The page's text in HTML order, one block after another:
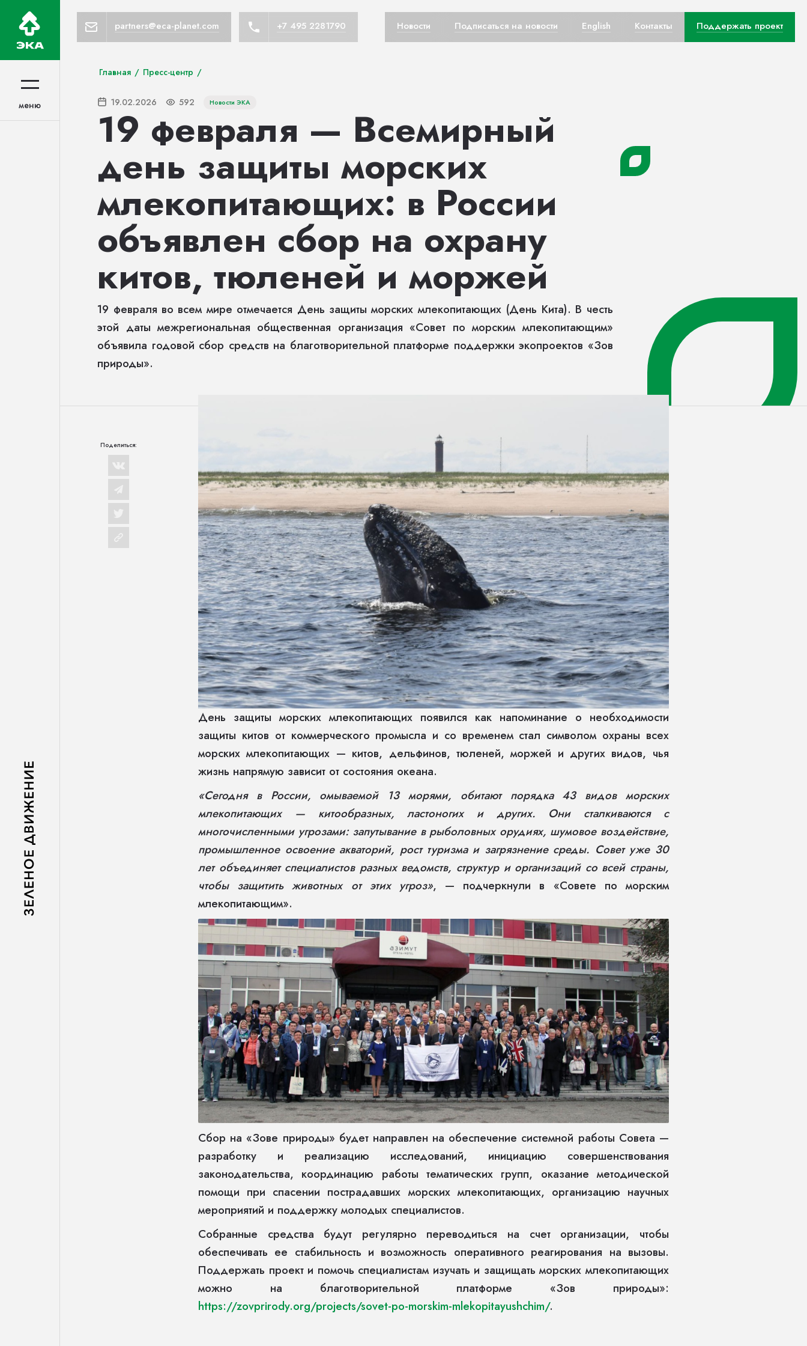
partners@eca-planet.com +7 495 2281790 Новости Подписаться на новости English Контакты Поддержать проект
меню
меню
Главная / Пресс-центр /
19.02.2026 592 Новости ЭКА
19 февраля — Всемирный
день защиты морских
млекопитающих: в России
объявлен сбор на охрану
китов, тюленей и моржей
19 февраля во всем мире отмечается День защиты морских млекопитающих (День Кита). В честь
этой даты межрегиональная общественная организация «Совет по морским млекопитающим»
объявила годовой сбор средств на благотворительной платформе поддержки экопроектов «Зов
природы».
Поделиться:
День защиты морских млекопитающих появился как напоминание о необходимости
защиты китов от коммерческого промысла и со временем стал символом охраны всех
морских млекопитающих — китов, дельфинов, тюленей, моржей и других видов, чья
жизнь напрямую зависит от состояния океана.
«Сегодня в России, омываемой 13 морями, обитают порядка 43 видов морских
млекопитающих — китообразных, ластоногих и других. Они сталкиваются с
многочисленными угрозами: запутывание в рыболовных орудиях, шумовое воздействие,
промышленное освоение акваторий, рост туризма и загрязнение среды. Совет уже 30
лет объединяет специалистов разных ведомств, структур и организаций со всей страны,
чтобы защитить животных от этих угроз», — подчеркнули в «Совете по морским
млекопитающим».
Сбор на «Зове природы» будет направлен на обеспечение системной работы Совета —
разработку и реализацию исследований, инициацию совершенствования
законодательства, координацию работы тематических групп, оказание методической
помощи при спасении пострадавших морских млекопитающих, организацию научных
мероприятий и поддержку молодых специалистов.
Собранные средства будут регулярно переводиться на счет организации, чтобы
обеспечивать ее стабильность и возможность оперативного реагирования на вызовы.
Поддержать проект и помочь специалистам изучать и защищать морских млекопитающих
можно на благотворительной платформе «Зов природы»:
https://zovprirody.org/projects/sovet-po-morskim-mlekopitayushchim/.